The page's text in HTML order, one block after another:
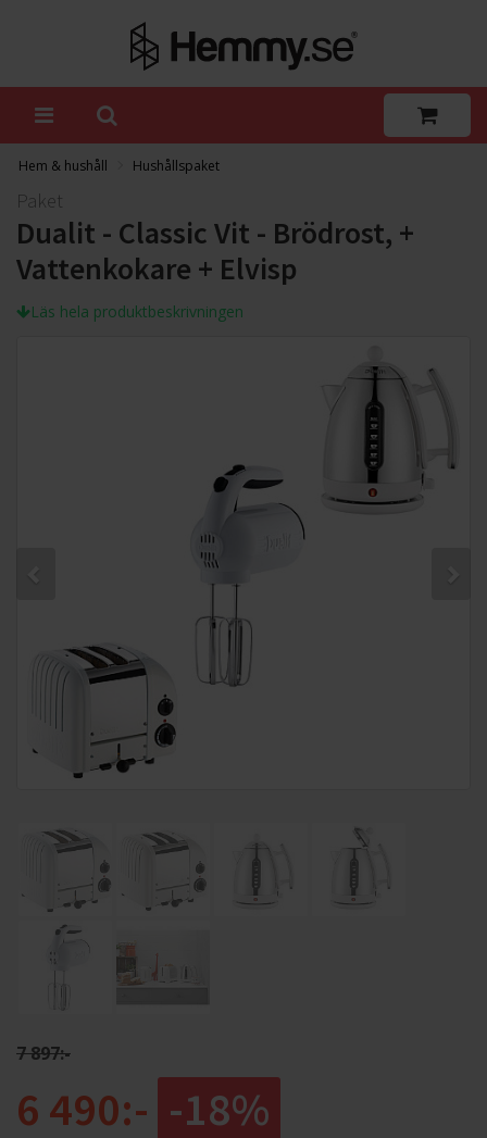
Hem & hushåll Hushållspaket
Paket
Dualit - Classic Vit - Brödrost, +
Vattenkokare + Elvisp
Läs hela produktbeskrivningen
7 897:-
6 490:- -18%